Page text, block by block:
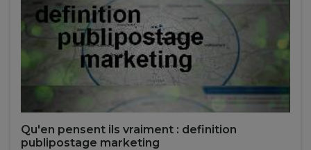
Qu'en pensent ils vraiment : definition
publipostage marketing